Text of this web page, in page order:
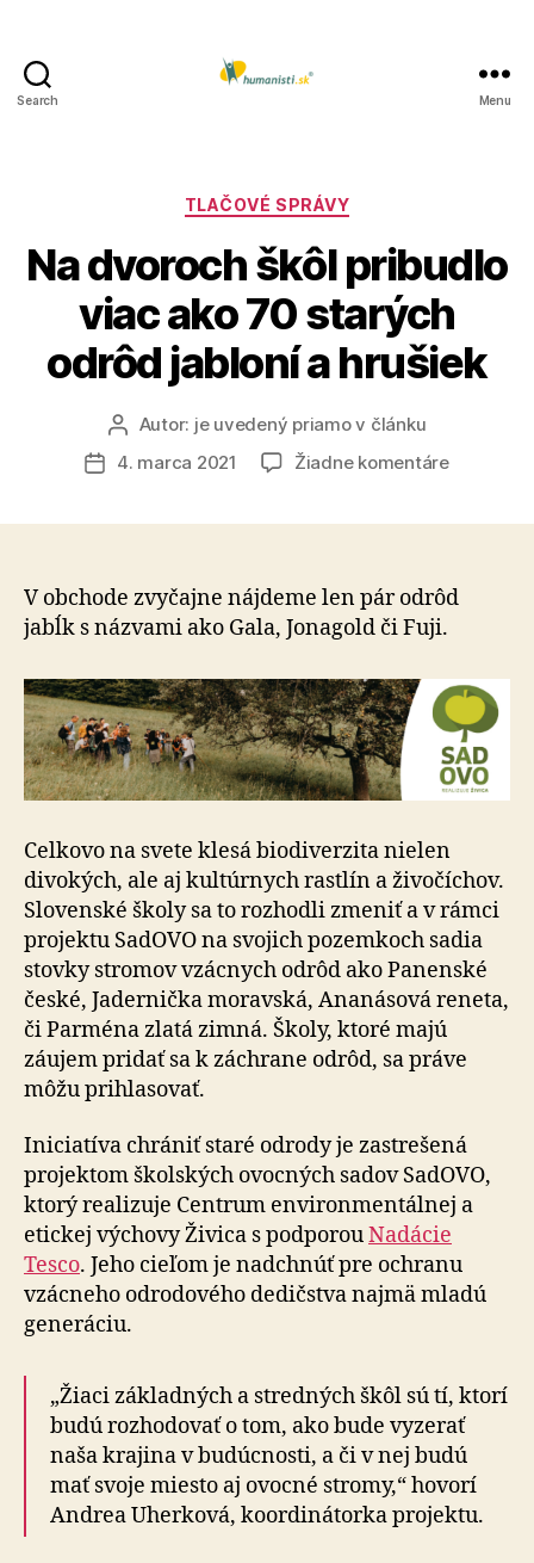
Search Menu
Kategórie
TLAČOVÉ SPRÁVY
Na dvoroch škôl pribudlo
viac ako 70 starých
odrôd jabloní a hrušiek
Autor
článku
Autor: je uvedený priamo v článku
Dátum
4. marca 2021 Žiadne komentárena
viac
odrôd
jabloní
a
hrušiek
V obchode zvyčajne nájdeme len pár odrôd
jabĺk s názvami ako Gala, Jonagold či Fuji.
Celkovo na svete klesá biodiverzita nielen
divokých, ale aj kultúrnych rastlín a živočíchov.
Slovenské školy sa to rozhodli zmeniť a v rámci
projektu SadOVO na svojich pozemkoch sadia
stovky stromov vzácnych odrôd ako Panenské
české, Jadernička moravská, Ananásová reneta,
či Parména zlatá zimná. Školy, ktoré majú
záujem pridať sa k záchrane odrôd, sa práve
môžu prihlasovať.
Iniciatíva chrániť staré odrody je zastrešená
projektom školských ovocných sadov SadOVO,
ktorý realizuje Centrum environmentálnej a
etickej výchovy Živica s podporouNadácie
Tesco. Jeho cieľom je nadchnúť pre ochranu
vzácneho odrodového dedičstva najmä mladú
generáciu.
„Žiaci základných a stredných škôl sú tí, ktorí
budú rozhodovať o tom, ako bude vyzerať
naša krajina v budúcnosti, a či v nej budú
mať svoje miesto aj ovocné stromy,“ hovorí
Andrea Uherková, koordinátorka projektu.